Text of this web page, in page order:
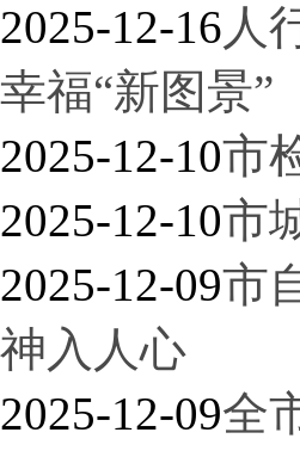
2025-12-16人
幸福“新图景”
2025-12-10市
2025-12-10市
2025-12-09市
神入人心
2025-12-09全